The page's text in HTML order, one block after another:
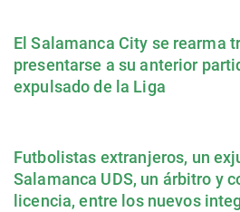
El Salamanca City se rearma
presentarse a su anterior
expulsado de la Liga
Futbolistas extranjeros, un
Salamanca UDS, un árbitro y
licencia, entre los nuevos